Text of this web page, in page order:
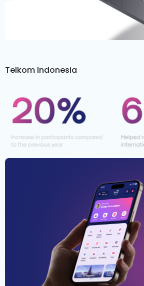
Telkom Indonesia